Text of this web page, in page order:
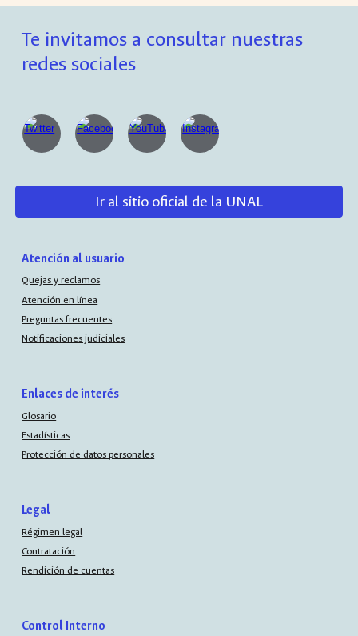
Te invitamos a consultar nuestras
redes sociales
Ir al sitio oficial de la UNAL
Atención al usuario
Quejas y reclamos
Atención en línea
Preguntas frecuentes
Notificaciones judiciales
Enlaces de interés
Glosario
Estadísticas
Protección de datos personales
Legal
Régimen legal
Contratación
Rendición de cuentas
Control Interno